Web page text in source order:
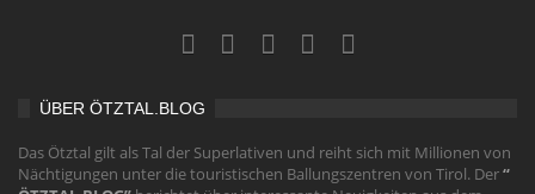
ÜBER ÖTZTAL.BLOG
Das Ötztal gilt als Tal der Superlativen und reiht sich mit Millionen von
Nächtigungen unter die touristischen Ballungszentren von Tirol. Der“